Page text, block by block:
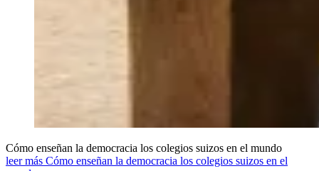
Cómo enseñan la democracia los colegios suizos en el mundo
leer más Cómo enseñan la democracia los colegios suizos en el